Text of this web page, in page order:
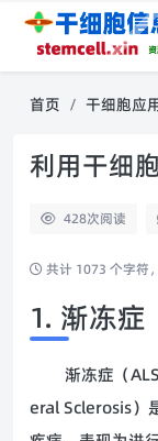
首页 干细胞应
利用干细
428次阅读
共计 1073 个字符
1. 渐冻症
渐冻症（
eral Sclerosis）